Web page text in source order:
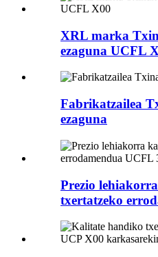
XRL marka
ezaguna UCFL
Fabrikatzailea
ezaguna
Prezio
txertatzeko